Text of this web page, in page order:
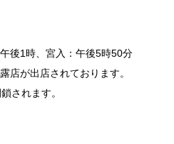
後1時、宮入：午後5時50分
店が出店されております。
されます。